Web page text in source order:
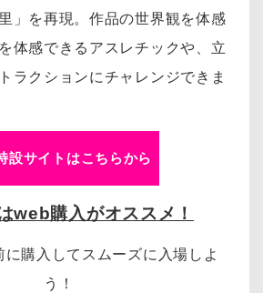
」を再現。作品の世界観を体感
体感できるアスレチックや、立
ラクションにチャレンジできま
設サイトはこちらから
web購入がオススメ！
に購入してスムーズに入場しよ
う！